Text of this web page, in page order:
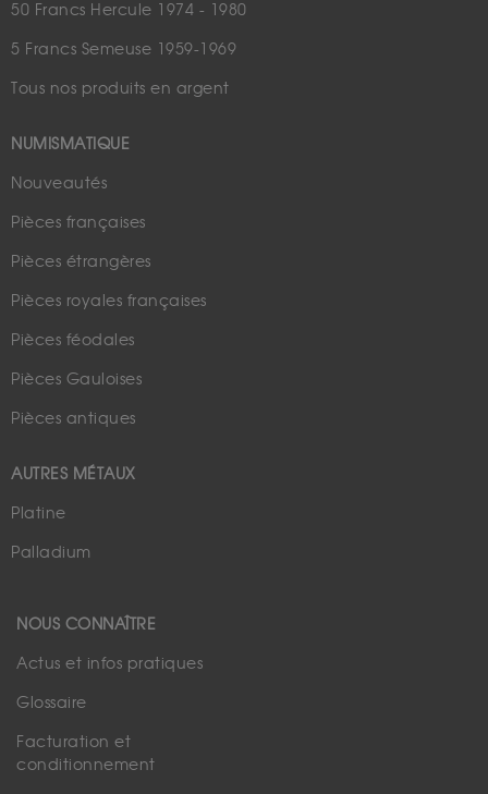
50 Francs Hercule 1974 - 1980
5 Francs Semeuse 1959-1969
Tous nos produits en argent
NUMISMATIQUE
Nouveautés
Pièces françaises
Pièces étrangères
Pièces royales françaises
Pièces féodales
Pièces Gauloises
Pièces antiques
AUTRES MÉTAUX
Platine
Palladium
NOUS CONNAÎTRE
Actus et infos pratiques
Glossaire
Facturation et
conditionnement